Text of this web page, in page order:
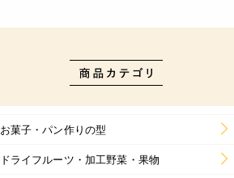
お菓子・パン作りの型
ドライフルーツ・加工野菜・果物